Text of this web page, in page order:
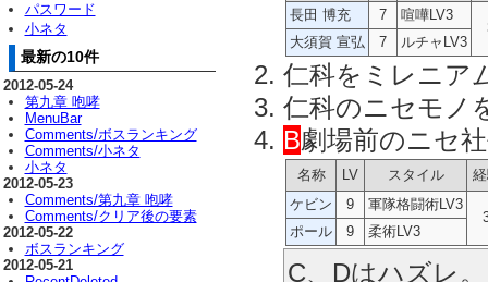
長田 博充
7
喧嘩LV3
大須賀 宣弘
7 ルチャLV3
仁科をミレニア
仁科のニセモノ
B劇場前のニセ
名称 LV スタイル
ケビン
9
軍隊格闘術LV3
ポール
9 柔術LV3
C、Dはハズレ。
パスワード
小ネタ
最新の10件
2012-05-24
第九章 咆哮
MenuBar
Comments/ボスランキング
Comments/小ネタ
小ネタ
2012-05-23
Comments/第九章 咆哮
Comments/クリア後の要素
2012-05-22
ボスランキング
2012-05-21